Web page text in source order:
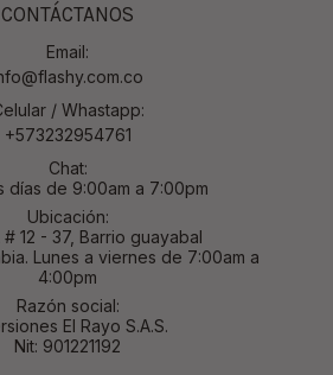
CONTÁCTANOS
Email:
/ Whastapp:
+573232954761
Chat:
días de 9:00am a 7:00pm
Ubicación:
# 12 - 37, Barrio guayabal
Lunes a viernes de 7:00am a
4:00pm
Razón social:
El Rayo S.A.S.
Nit: 901221192